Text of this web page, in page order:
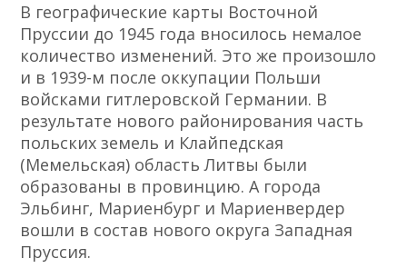
В географические карты Восточной
Пруссии до 1945 года вносилось немалое
количество изменений. Это же произошло
и в 1939-м после оккупации Польши
войсками гитлеровской Германии. В
результате нового районирования часть
польских земель и Клайпедская
(Мемельская) область Литвы были
образованы в провинцию. А города
Эльбинг, Мариенбург и Мариенвердер
вошли в состав нового округа Западная
Пруссия.